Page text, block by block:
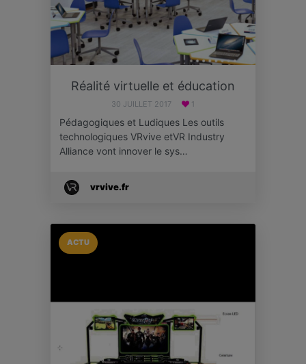
Réalité virtuelle et éducation
30 JUILLET 2017 1
Pédagogiques et Ludiques Les outils
technologiques VRvive etVR Industry
Alliance vont innover le sys…
vrvive.fr
ACTU